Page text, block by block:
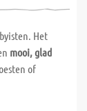
Het
mooi, glad
of